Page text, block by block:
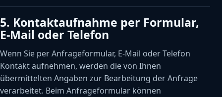
5. Kontaktaufnahme per Formular,
E-Mail oder Telefon
Wenn Sie per Anfrageformular, E-Mail oder Telefon
Kontakt aufnehmen, werden die von Ihnen
übermittelten Angaben zur Bearbeitung der Anfrage
verarbeitet. Beim Anfrageformular können